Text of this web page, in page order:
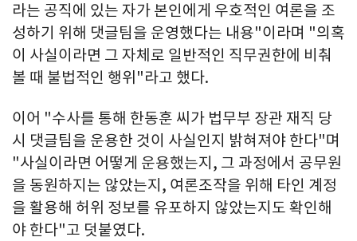
라는 공직에 있는 자가 본인에게 우호적인 여론을 조
성하기 위해 댓글팀을 운영했다는 내용"이라며 "의혹
이 사실이라면 그 자체로 일반적인 직무권한에 비춰
볼 때 불법적인 행위"라고 했다.
이어 "수사를 통해 한동훈 씨가 법무부 장관 재직 당
시 댓글팀을 운용한 것이 사실인지 밝혀져야 한다"며
"사실이라면 어떻게 운용했는지, 그 과정에서 공무원
을 동원하지는 않았는지, 여론조작을 위해 타인 계정
을 활용해 허위 정보를 유포하지 않았는지도 확인해
야 한다"고 덧붙였다.